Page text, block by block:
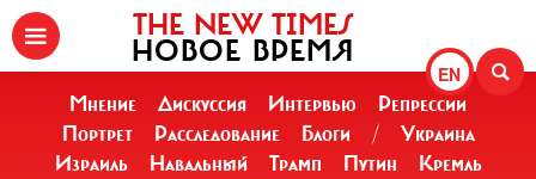
EN
THE NEW TIMES
НОВОЕ ВРЕМЯ
Мнение Дискуссия Интервью
Репрессии
Портрет
Расследование Блоги /
Украина
Израиль
Навальный Трамп Путин
Кремль